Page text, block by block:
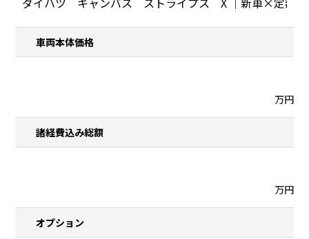
車両本体価格
万円
諸経費込み総額
万円
オプション